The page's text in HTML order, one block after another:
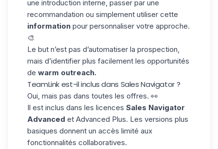
une introduction interne, passer par une
recommandation ou simplement utiliser cette
information pour personnaliser votre approche.
🎨
Le but n’est pas d’automatiser la prospection,
mais d’identifier plus facilement les opportunités
de warm outreach.
TeamLink est-il inclus dans Sales Navigator ?
Oui, mais pas dans toutes les offres. 👀
Il est inclus dans les licences Sales Navigator
Advanced et Advanced Plus. Les versions plus
basiques donnent un accès limité aux
fonctionnalités collaboratives.